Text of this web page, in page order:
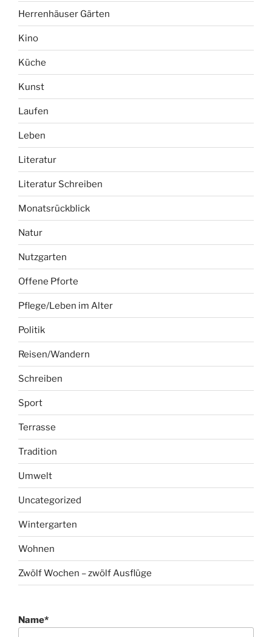
Herrenhäuser Gärten
Kino
Küche
Kunst
Laufen
Leben
Literatur
Literatur Schreiben
Monatsrückblick
Natur
Nutzgarten
Offene Pforte
Pflege/Leben im Alter
Politik
Reisen/Wandern
Schreiben
Sport
Terrasse
Tradition
Umwelt
Uncategorized
Wintergarten
Wohnen
Zwölf Wochen – zwölf Ausflüge
Name*